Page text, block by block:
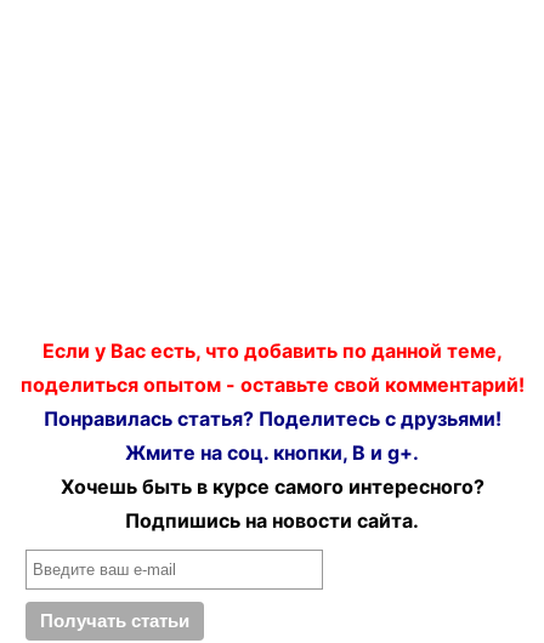
Если у Вас есть, что добавить по данной теме,
поделиться опытом - оставьте свой комментарий!
Понравилась статья? Поделитесь с друзьями!
Жмите на соц. кнопки, В и g+.
Хочешь быть в курсе самого интересного?
Подпишись на новости сайта.